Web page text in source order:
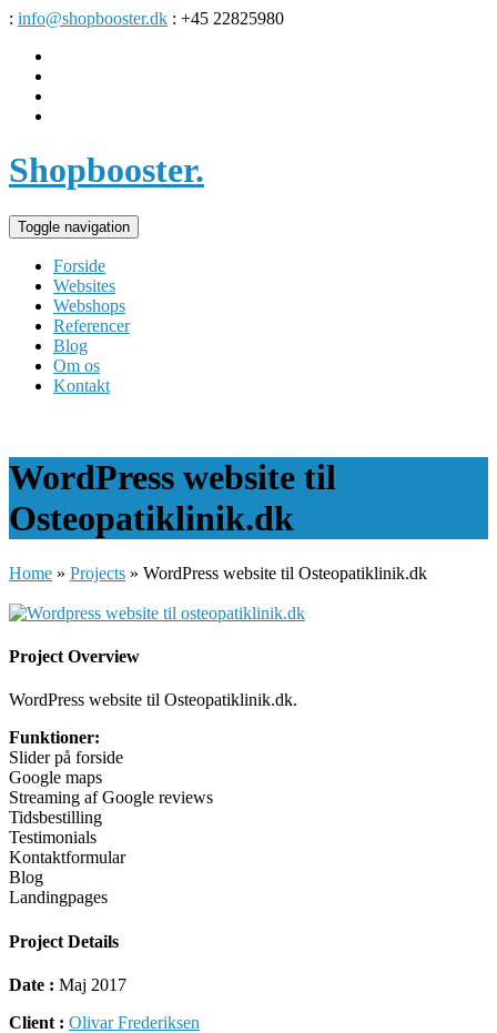
: info@shopbooster.dk : +45 22825980
Shopbooster.
Toggle navigation
Forside
Websites
Webshops
Referencer
Blog
Om os
Kontakt
WordPress website til
Osteopatiklinik.dk
Home » Projects » WordPress website til Osteopatiklinik.dk
Project Overview
WordPress website til Osteopatiklinik.dk.
Funktioner:
Slider på forside
Google maps
Streaming af Google reviews
Tidsbestilling
Testimonials
Kontaktformular
Blog
Landingpages
Project Details
Date : Maj 2017
Client : Olivar Frederiksen